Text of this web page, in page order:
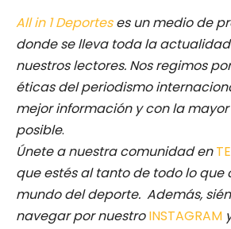
All in 1 Deporteses un medio de
donde se lleva toda la
nuestros lectores. Nos regimos
éticas del periodismo
mejor información y con la
posible.
Únete a nuestra comunidad en
que estés al tanto de todo lo que
mundo del deporte. Además,
navegar por nuestro INSTAGRAM